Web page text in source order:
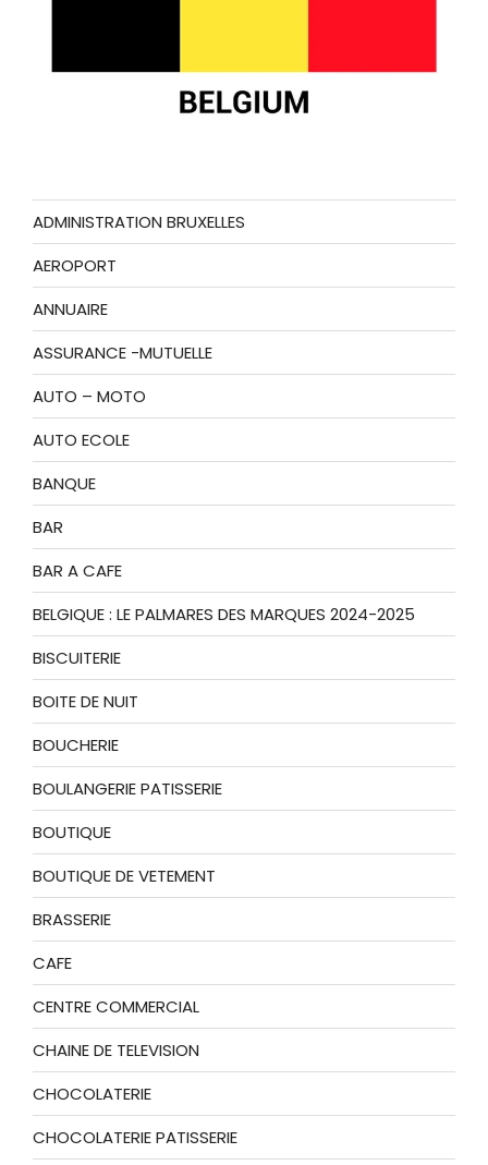
ADMINISTRATION BRUXELLES
AEROPORT
ANNUAIRE
ASSURANCE -MUTUELLE
AUTO – MOTO
AUTO ECOLE
BANQUE
BAR
BAR A CAFE
BELGIQUE : LE PALMARES DES MARQUES 2024-2025
BISCUITERIE
BOITE DE NUIT
BOUCHERIE
BOULANGERIE PATISSERIE
BOUTIQUE
BOUTIQUE DE VETEMENT
BRASSERIE
CAFE
CENTRE COMMERCIAL
CHAINE DE TELEVISION
CHOCOLATERIE
CHOCOLATERIE PATISSERIE